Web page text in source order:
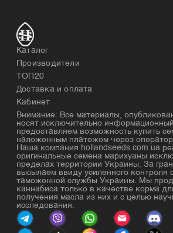
Каталог
Производители
ТОП20
Доставка и оплата
Кабинет
Внимание: Все материалы,
носят исключительно
предоставляем возможность купить
наложенным платежом через
Наша компания hollandseeds.com.ua
оригинальные семена марихуаны
пределах территории Украины. За
высылаем ввиду усиленного контроля
таможенной службы Украины. Мы
каннабиса только в качестве корма
получения масла из них и с целью
исследования.